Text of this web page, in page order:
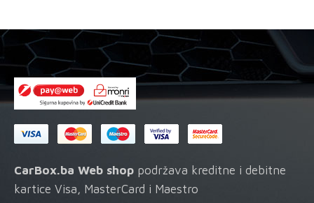
CarBox.ba Web shop podržava kreditne i debitne
kartice Visa, MasterCard i Maestro